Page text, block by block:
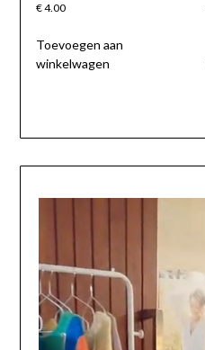
€4.00
Toevoegen aan
winkelwagen